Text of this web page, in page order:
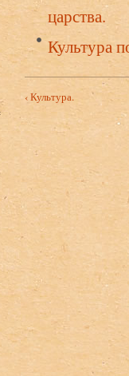
царства.
Культура
‹ Культура.